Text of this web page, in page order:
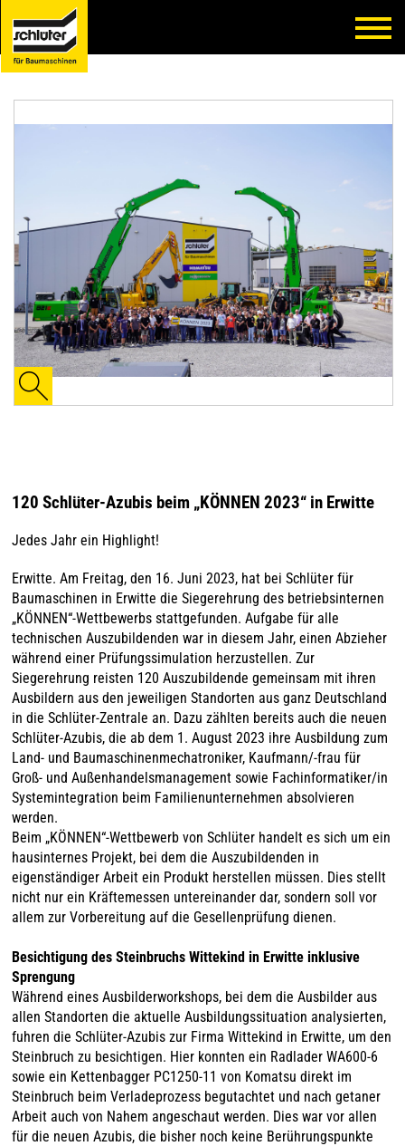
120 Schlüter-Azubis beim „KÖNNEN 2023“ in Erwitte
Jedes Jahr ein Highlight!
Erwitte. Am Freitag, den 16. Juni 2023, hat bei Schlüter für
Baumaschinen in Erwitte die Siegerehrung des betriebsinternen
„KÖNNEN“-Wettbewerbs stattgefunden. Aufgabe für alle
technischen Auszubildenden war in diesem Jahr, einen Abzieher
während einer Prüfungssimulation herzustellen. Zur
Siegerehrung reisten 120 Auszubildende gemeinsam mit ihren
Ausbildern aus den jeweiligen Standorten aus ganz Deutschland
in die Schlüter-Zentrale an. Dazu zählten bereits auch die neuen
Schlüter-Azubis, die ab dem 1. August 2023 ihre Ausbildung zum
Land- und Baumaschinenmechatroniker, Kaufmann/-frau für
Groß- und Außenhandelsmanagement sowie Fachinformatiker/in
Systemintegration beim Familienunternehmen absolvieren
werden.
Beim „KÖNNEN“-Wettbewerb von Schlüter handelt es sich um ein
hausinternes Projekt, bei dem die Auszubildenden in
eigenständiger Arbeit ein Produkt herstellen müssen. Dies stellt
nicht nur ein Kräftemessen untereinander dar, sondern soll vor
allem zur Vorbereitung auf die Gesellenprüfung dienen.
Besichtigung des Steinbruchs Wittekind in Erwitte inklusive
Sprengung
Während eines Ausbilderworkshops, bei dem die Ausbilder aus
allen Standorten die aktuelle Ausbildungssituation analysierten,
fuhren die Schlüter-Azubis zur Firma Wittekind in Erwitte, um den
Steinbruch zu besichtigen. Hier konnten ein Radlader WA600-6
sowie ein Kettenbagger PC1250-11 von Komatsu direkt im
Steinbruch beim Verladeprozess begutachtet und nach getaner
Arbeit auch von Nahem angeschaut werden. Dies war vor allen
für die neuen Azubis, die bisher noch keine Berührungspunkte